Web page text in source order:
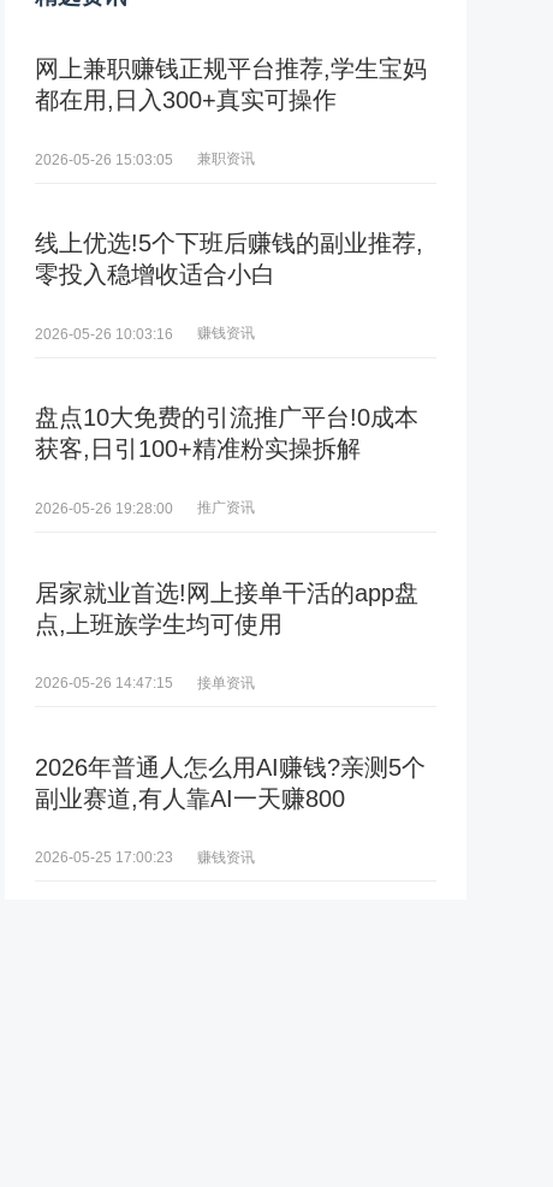
网上兼职赚钱正规平台推荐,学生宝妈
都在用,日入300+真实可操作
2026-05-26 15:03:05 兼职资讯
线上优选!5个下班后赚钱的副业推荐,
零投入稳增收适合小白
2026-05-26 10:03:16 赚钱资讯
盘点10大免费的引流推广平台!0成本
获客,日引100+精准粉实操拆解
2026-05-26 19:28:00 推广资讯
居家就业首选!网上接单干活的app盘
点,上班族学生均可使用
2026-05-26 14:47:15 接单资讯
2026年普通人怎么用AI赚钱?亲测5个
副业赛道,有人靠AI一天赚800
2026-05-25 17:00:23 赚钱资讯